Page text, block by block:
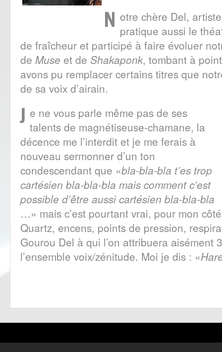
N otre chère Del,
pratique aussi le
de fraîcheur et participé à faire évoluer
de Muse et de Shakaponk, tombant à
avons pu remplacer certains titres que
de sa voix d’airain.
J e ne vous parle même pas de ses
talents de magnétiseuse-chamane, la
décence me l’interdit et je me ferais à
nouveau sermonner d’un ton
condescendant que «bla-bla-bla t’es trop
cartésien bla-bla-bla mais comment c’est
possible d’être aussi cartésien bla-bla-bla
…» mais c’est pourtant vrai, pour mon
Quartz, encens, points de pression,
Gourou Del à qui l’on attribuera aisément
l’ensemble voix/zénitude. Moi je dis : «